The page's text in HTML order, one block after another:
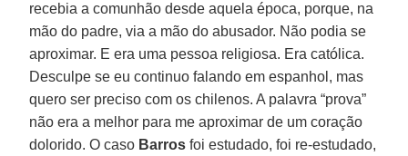
recebia a comunhão desde aquela época, porque, na
mão do padre, via a mão do abusador. Não podia se
aproximar. E era uma pessoa religiosa. Era católica.
Desculpe se eu continuo falando em espanhol, mas
quero ser preciso com os chilenos. A palavra “prova”
não era a melhor para me aproximar de um coração
dolorido. O caso Barros foi estudado, foi re-estudado,